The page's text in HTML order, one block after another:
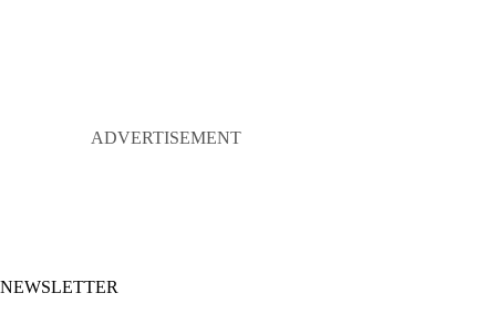
NEWSLETTER